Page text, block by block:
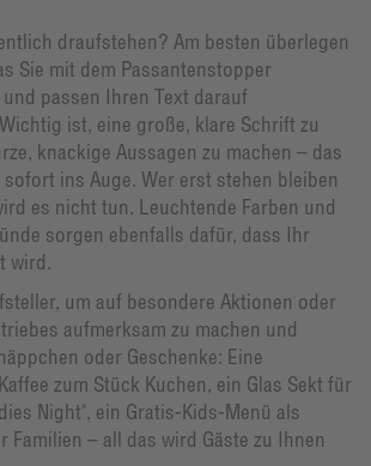
draufstehen? Am besten überlegen
Sie mit dem Passantenstopper
passen Ihren Text darauf
ist, eine große, klare Schrift zu
knackige Aussagen zu machen – das
ins Auge. Wer erst stehen bleiben
es nicht tun. Leuchtende Farben und
sorgen ebenfalls dafür, dass Ihr
wird.
um auf besondere Aktionen oder
aufmerksam zu machen und
oder Geschenke: Eine
zum Stück Kuchen, ein Glas Sekt für
Night", ein Gratis-Kids-Menü als
Familien – all das wird Gäste zu Ihnen